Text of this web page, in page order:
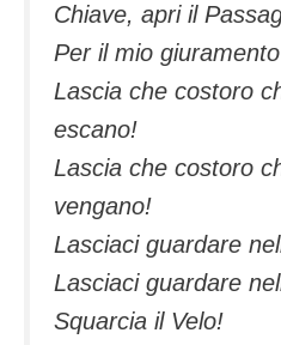
Chiave, apri il
Per il mio
Lascia che costoro
escano!
Lascia che costoro
vengano!
Lasciaci guardare
Lasciaci guardare
Squarcia il Velo!